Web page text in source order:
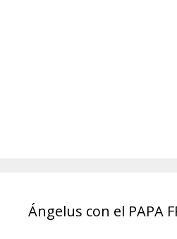
Ángelus con el PAPA